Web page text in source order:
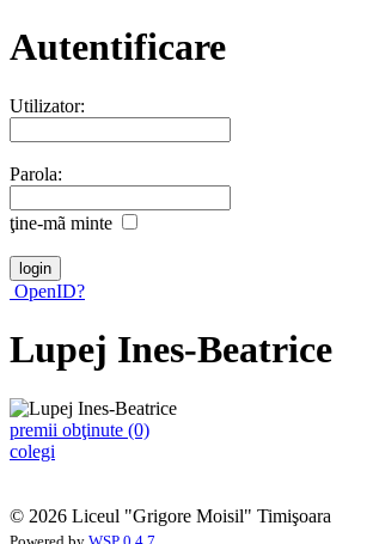
Autentificare
Utilizator:
Parola:
ţine-mã minte
OpenID?
Lupej Ines-Beatrice
premii obţinute (0)
colegi
© 2026 Liceul "Grigore Moisil" Timişoara